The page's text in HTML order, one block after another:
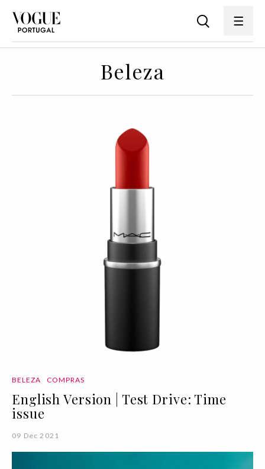
Beleza
BELEZA COMPRAS
English Version | Test Drive: Time
issue
09 Dec 2021